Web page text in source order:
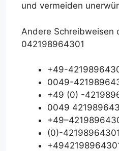
und vermeiden
Andere Schreibweisen
042198964301
+49-
0049-
+49 (0) -
0049
(0)-42198964301